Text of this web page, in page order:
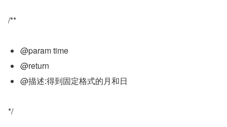
/**
@param time
@return
@描述:得到固定格式的月和日
*/